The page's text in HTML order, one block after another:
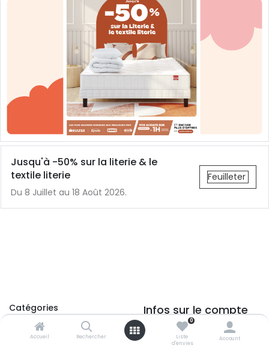
Accueil Rechercher
0
Liste
d'envies
Account
Jusqu'à -50% sur la literie & le
textile literie
Du 8 Juillet au 18 Août 2026.
Feuilleter
Catégories
Canapé / Salon
Infos sur le compte
Votre compte